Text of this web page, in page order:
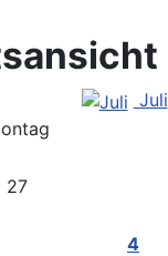
Juli
27
4